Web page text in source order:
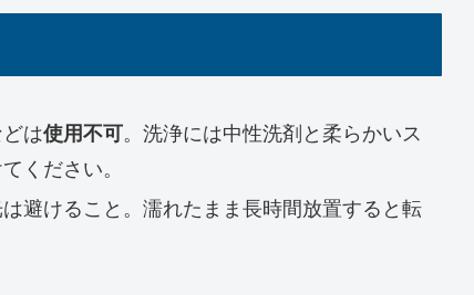
は使用不可。洗浄には中性洗剤と柔らかいス
ください。
避けること。濡れたまま長時間放置すると転